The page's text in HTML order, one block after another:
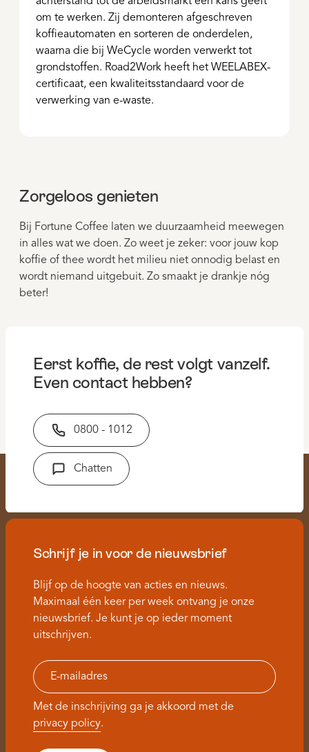
om te werken. Zij demonteren afgeschreven
koffieautomaten en sorteren de onderdelen,
waarna die bij WeCycle worden verwerkt tot
grondstoffen. Road2Work heeft het WEELABEX-
certificaat, een kwaliteitsstandaard voor de
verwerking van e-waste.
Zorgeloos genieten
Bij Fortune Coffee laten we duurzaamheid meewegen
in alles wat we doen. Zo weet je zeker: voor jouw kop
koffie of thee wordt het milieu niet onnodig belast en
wordt niemand uitgebuit. Zo smaakt je drankje nóg
beter!
Eerst koffie, de rest volgt vanzelf.
Even contact hebben?
0800 - 1012
Chatten
Schrijf je in voor de nieuwsbrief
Blijf op de hoogte van acties en nieuws.
Maximaal één keer per week ontvang je onze
nieuwsbrief. Je kunt je op ieder moment
uitschrijven.
Met de inschrijving ga je akkoord met de
privacy policy.